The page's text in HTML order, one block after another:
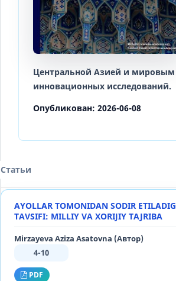
Центральной Азией и
инновационных исследований.
Опубликован: 2026-06-08
Статьи
AYOLLAR TOMONIDAN SODIR
TAVSIFI: MILLIY VA XORIJIY TAJRIBA
Mirzayeva Aziza Asatovna (Автор)
4-10
PDF